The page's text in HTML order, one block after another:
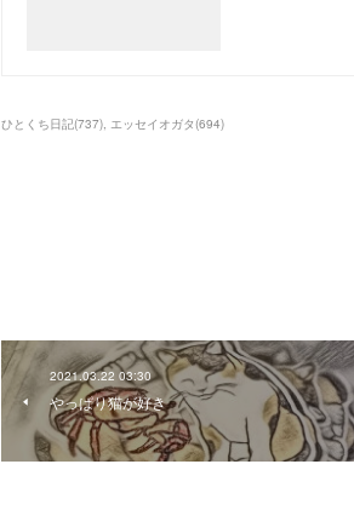
ひとくち日記(737) エッセイオガタ(694)
2021.03.22 03:30
やっぱり猫が好き